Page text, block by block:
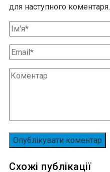
для наступного коментаря.
Схожі публікації